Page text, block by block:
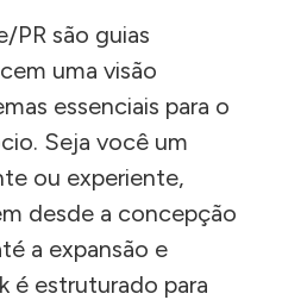
PR são guias
uma visão
essenciais para o
Seja você um
ou experiente,
desde a concepção
a expansão e
é estruturado para